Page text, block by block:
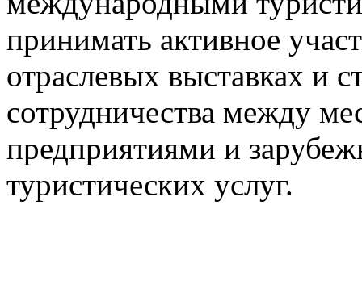
принимать активное
отраслевых выставках и
сотрудничества между
предприятиями и
туристических услуг.